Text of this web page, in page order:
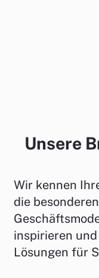
Unsere
Wir kennen
die
inspirieren
Lösungen für